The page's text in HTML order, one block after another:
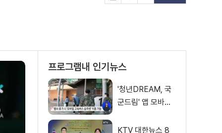
프로그램내 인기뉴스
'청년DREAM, 국
군드림' 앱 모바일
서비스 개시
KTV 대한뉴스 8